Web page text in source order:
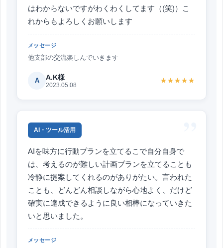
はわからないですがわくわくしてます（(笑)）こ
れからもよろしくお願いします
メッセージ
他支部の交流楽しんでいきます
A A.K様
2023.05.08
★★★★★
AI・ツール活用
AIを味方に行動プランを立てるこで自分自身で
は、考えるのが難しい計画プランを立てることも
冷静に提案してくれるのがありがたい。言われた
ことも、どんどん相談しながら心地よく、だけど
確実に達成できるように良い相棒になっていきた
いと思いました。
メッセージ